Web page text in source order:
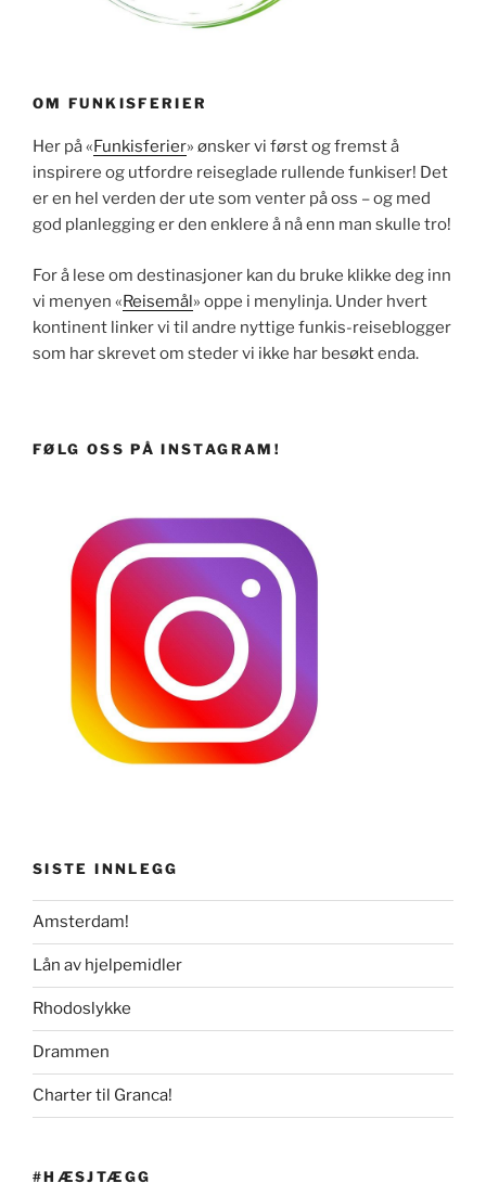
OM FUNKISFERIER
Her på «Funkisferier» ønsker vi først og fremst å
inspirere og utfordre reiseglade rullende funkiser! Det
er en hel verden der ute som venter på oss – og med
god planlegging er den enklere å nå enn man skulle tro!
For å lese om destinasjoner kan du bruke klikke deg inn
vi menyen «Reisemål» oppe i menylinja. Under hvert
kontinent linker vi til andre nyttige funkis-reiseblogger
som har skrevet om steder vi ikke har besøkt enda.
FØLG OSS PÅ INSTAGRAM!
SISTE INNLEGG
Amsterdam!
Lån av hjelpemidler
Rhodoslykke
Drammen
Charter til Granca!
#HÆSJTÆGG